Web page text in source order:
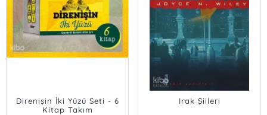
Direnişin İki Yüzü Seti - 6
Kitap Takım
Irak Şiileri